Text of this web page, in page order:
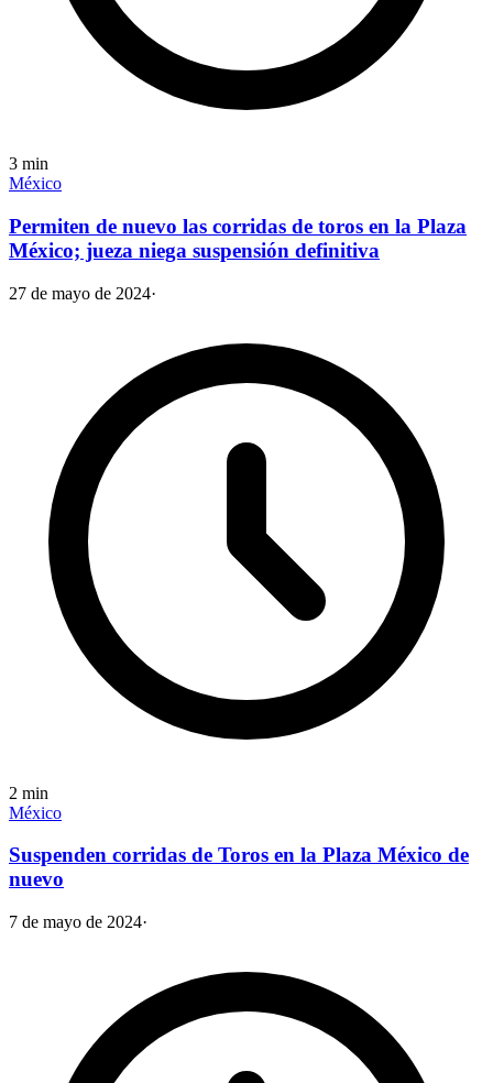
3 min
México
Permiten de nuevo las corridas de toros en la Plaza
México; jueza niega suspensión definitiva
27 de mayo de 2024·
2 min
México
Suspenden corridas de Toros en la Plaza México de
nuevo
7 de mayo de 2024·